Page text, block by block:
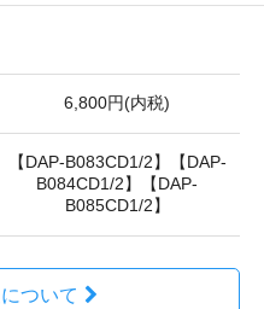
6,800円(内税)
【DAP-B083CD1/2】【DAP-
B084CD1/2】【DAP-
B085CD1/2】
ついて